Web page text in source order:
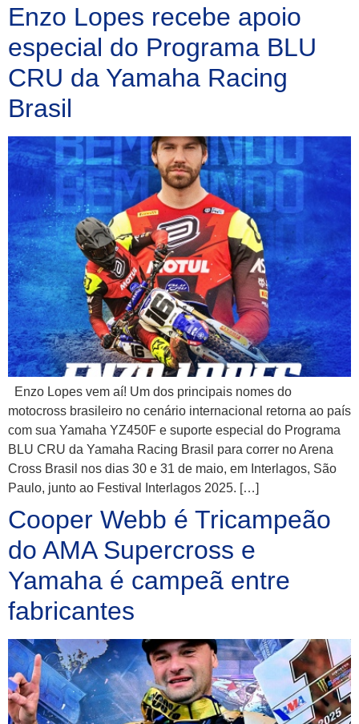
Enzo Lopes recebe apoio
especial do Programa BLU
CRU da Yamaha Racing
Brasil
Enzo Lopes vem aí! Um dos principais nomes do
motocross brasileiro no cenário internacional retorna ao país
com sua Yamaha YZ450F e suporte especial do Programa
BLU CRU da Yamaha Racing Brasil para correr no Arena
Cross Brasil nos dias 30 e 31 de maio, em Interlagos, São
Paulo, junto ao Festival Interlagos 2025. […]
Cooper Webb é Tricampeão
do AMA Supercross e
Yamaha é campeã entre
fabricantes